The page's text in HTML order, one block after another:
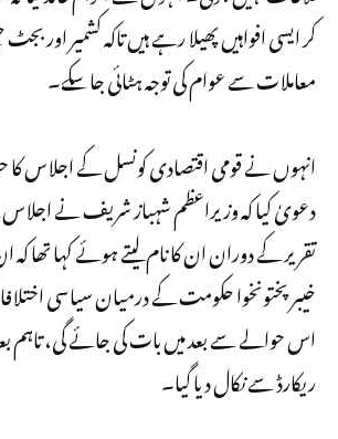
کر ایسی افواہیں پھیلا رہے ہیں تاکہ کشمیر اور
معاملات سے عوام کی توجہ ہٹائی جا سکے۔
انہوں نے قومی اقتصادی کونسل کے اجلاس کا
دعویٰ کیا کہ وزیراعظم شہباز شریف نے اجلاس
تقریر کے دوران ان کا نام لیتے ہوئے کہا تھا
خیبرپختونخوا حکومت کے درمیان سیاسی
اس حوالے سے بعد میں بات کی جائے گی، تاہم
ریکارڈ سے نکال دیا گیا۔